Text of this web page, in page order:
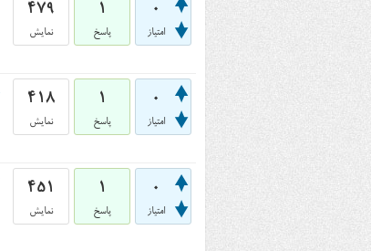
0
امتیاز
1
پاسخ
479
نمایش
0
امتیاز
1
پاسخ
418
نمایش
0
امتیاز
1
پاسخ
451
نمایش